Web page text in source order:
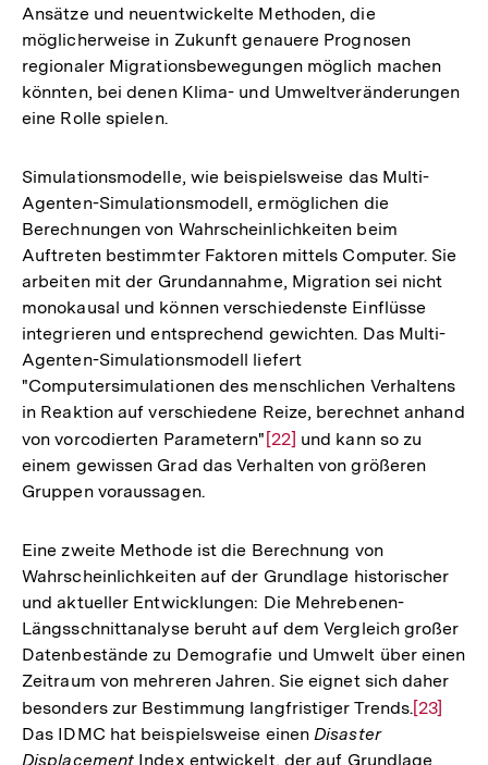
Ansätze und neuentwickelte Methoden, die
möglicherweise in Zukunft genauere Prognosen
regionaler Migrationsbewegungen möglich machen
könnten, bei denen Klima- und Umweltveränderungen
eine Rolle spielen.
Simulationsmodelle, wie beispielsweise das Multi-
Agenten-Simulationsmodell, ermöglichen die
Berechnungen von Wahrscheinlichkeiten beim
Auftreten bestimmter Faktoren mittels Computer. Sie
arbeiten mit der Grundannahme, Migration sei nicht
monokausal und können verschiedenste Einflüsse
integrieren und entsprechend gewichten. Das Multi-
Agenten-Simulationsmodell liefert
"Computersimulationen des menschlichen Verhaltens
in Reaktion auf verschiedene Reize, berechnet anhand
von vorcodierten Parametern" Zur
Auflösung
[22] und kann so zu
einem gewissen Grad das Verhalten von größeren
Gruppen voraussagen.
Eine zweite Methode ist die Berechnung von
Wahrscheinlichkeiten auf der Grundlage historischer
und aktueller Entwicklungen: Die Mehrebenen-
Längsschnittanalyse beruht auf dem Vergleich großer
Datenbestände zu Demografie und Umwelt über einen
Zeitraum von mehreren Jahren. Sie eignet sich daher
besonders zur Bestimmung langfristiger Trends.Zur
[23]
Das IDMC hat beispielsweise einenDisaster
Displacement Index entwickelt, der auf Grundlage